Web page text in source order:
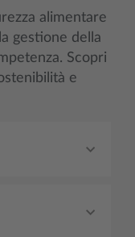
alimentare
gestione della
Scopri
e